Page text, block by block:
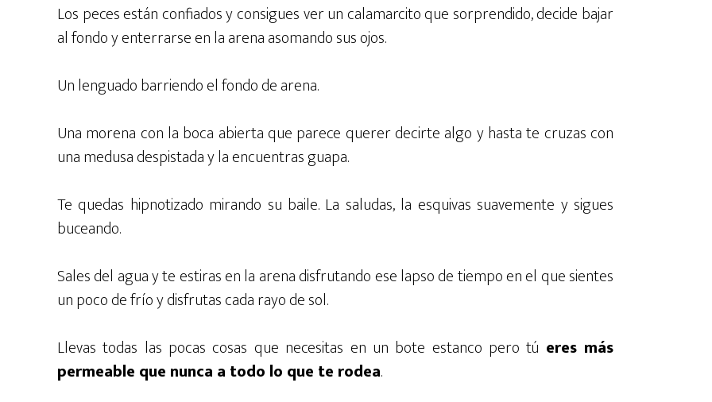
Los peces están confiados y consigues ver un calamarcito que sorprendido, decide bajar
al fondo y enterrarse en la arena asomando sus ojos.
Un lenguado barriendo el fondo de arena.
Una morena con la boca abierta que parece querer decirte algo y hasta te cruzas con
una medusa despistada y la encuentras guapa.
Te quedas hipnotizado mirando su baile. La saludas, la esquivas suavemente y sigues
buceando.
Sales del agua y te estiras en la arena disfrutando ese lapso de tiempo en el que sientes
un poco de frío y disfrutas cada rayo de sol.
Llevas todas las pocas cosas que necesitas en un bote estanco pero tú eres más
permeable que nunca a todo lo que te rodea.